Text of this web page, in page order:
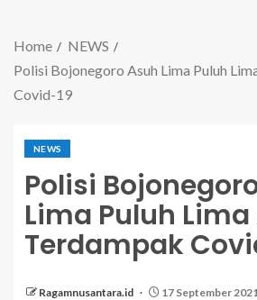
Home
NEWS
Polisi Bojonegoro Asuh Lima Puluh
Covid-19
NEWS
Polisi
Lima Puluh
Terdampak
Ragamnusantara.id 17 September 2021